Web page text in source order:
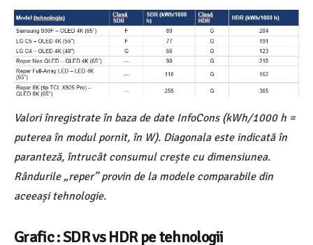
Valori înregistrate în baza de date InfoCons (kWh/1000 h =
puterea în modul pornit, în W). Diagonala este indicată în
paranteză, întrucât consumul crește cu dimensiunea.
Rândurile „reper” provin de la modele comparabile din
aceeași tehnologie.
Grafic : SDR vs HDR pe tehnologii